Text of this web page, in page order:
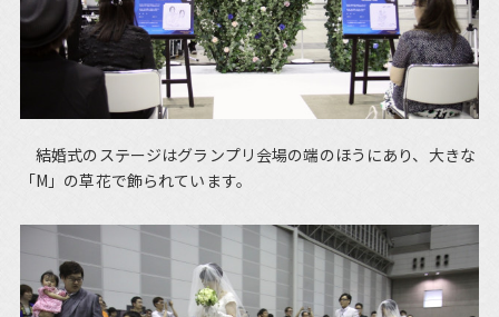
結婚式のステージはグランプリ会場の端のほうにあり、大きな
「M」の草花で飾られています。